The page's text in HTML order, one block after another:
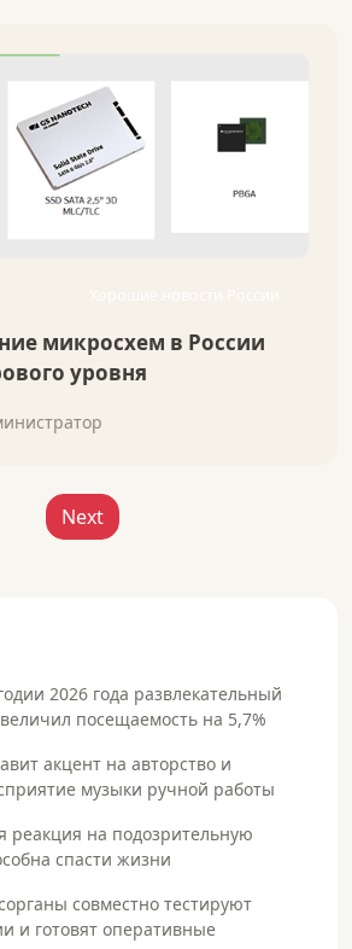
микросхем в России
уровня
Next
2026 года развлекательный
посещаемость на 5,7%
акцент на авторство и
музыки ручной работы
реакция на подозрительную
спасти жизни
совместно тестируют
и готовят оперативные